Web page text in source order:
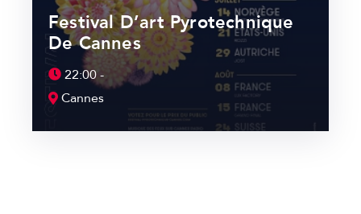
Festival D’art Pyrotechnique
De Cannes
22:00 -
Cannes